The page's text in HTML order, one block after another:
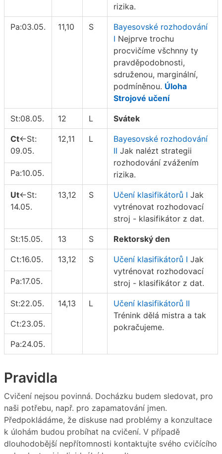
rizika.
Pa:03.05. 11,10 S
Bayesovské rozhodování
I Nejprve trochu
procvičíme všchnny ty
pravděpodobnosti,
sdruženou, marginální,
podmíněnou. Úloha
Strojové učení
St:08.05. 12 L Svátek
Ct←St:
09.05.
12,11 L
Bayesovské rozhodování
II Jak nalézt strategii
rozhodování zvážením
rizika.
Pa:10.05.
Ut←St:
14.05.
13,12 S Učení klasifikátorů I Jak
vytrénovat rozhodovací
stroj - klasifikátor z dat.
St:15.05. 13 S Rektorský den
Ct:16.05. 13,12 S Učení klasifikátorů I Jak
vytrénovat rozhodovací
stroj - klasifikátor z dat.
Pa:17.05.
St:22.05. 14,13 L
Učení klasifikátorů II
Trénink dělá mistra a tak
pokračujeme.
Ct:23.05.
Pa:24.05.
Pravidla
Cvičení nejsou povinná. Docházku budem sledovat, pro
naši potřebu, např. pro zapamatování jmen.
Předpokládáme, že diskuse nad problémy a konzultace
k úlohám budou probíhat na cvičení. V případě
dlouhodobější nepřítomnosti kontaktujte svého cvičícího